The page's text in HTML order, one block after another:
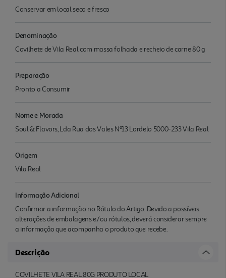
Conservar em local seco e fresco
Denominação
Covilhete de Vila Real com massa folhada e recheio de carne 80 g
Preparação
Pronto a Consumir
Nome e Morada
Soul & Flavors, Lda Rua dos Vales Nº13 Lordelo 5000-233 Vila Real
Origem
Vila Real
Informação Adicional
Confirmar a informação no Rótulo do Artigo. Devido a possíveis
alterações de embalagens e/ou rótulos, deverá considerar sempre
a informação que acompanha o produto que recebe.
Descrição
COVILHETE VILA REAL 80G PRODUTO LOCAL